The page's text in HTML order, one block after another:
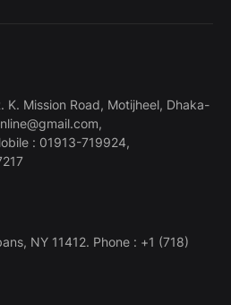
K. Mission Road, Motijheel, Dhaka-
: 01913-719924,
NY 11412. Phone : +1 (718)